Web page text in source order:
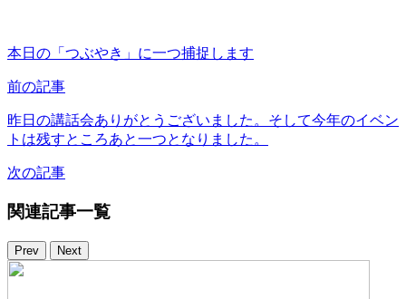
本日の「つぶやき」に一つ捕捉します
前の記事
昨日の講話会ありがとうございました。そして今年のイベン
トは残すところあと一つとなりました。
次の記事
関連記事一覧
Prev Next